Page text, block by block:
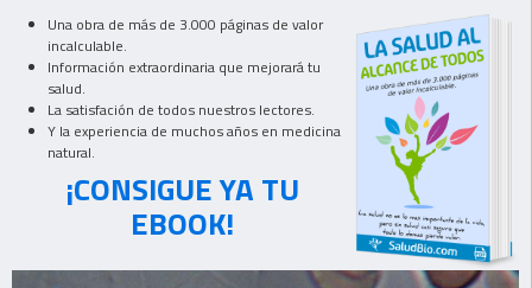
Una obra de más de 3.000 páginas de valor
incalculable.
Información extraordinaria que mejorará tu
salud.
La satisfación de todos nuestros lectores.
Y la experiencia de muchos años en medicina
natural.
¡CONSIGUE YA TU
EBOOK!